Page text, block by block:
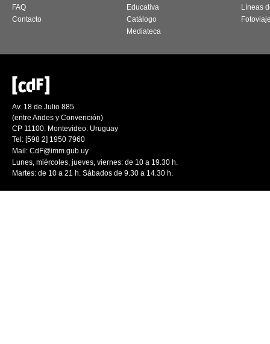
FAQ
Contacto
Educativa
Catálogo
Mediateca
Líneas
Av. 18 de Julio 885
(entre Andes y Convención)
CP 11100. Montevideo. Uruguay
Tel: [598 2] 1950 7960
Mail: CdF@imm.gub.uy
Lunes, miércoles, jueves, viernes: de 10 a 19.30 h.
Martes: de 10 a 21 h. Sábados de 9.30 a 14.30 h.